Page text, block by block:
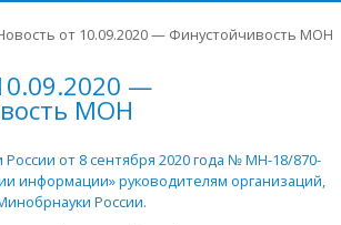
от 10.09.2020 — Финустойчивость МОН
—
МОН
от 8 сентября 2020 года № МН-18/870-
информации» руководителям организаций,
России.